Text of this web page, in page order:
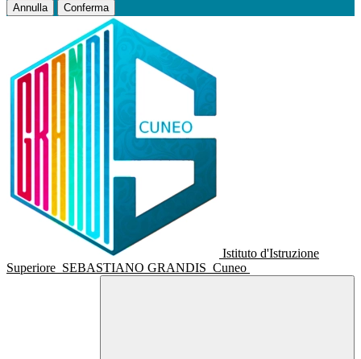
Annulla Conferma
Istituto d'Istruzione
Superiore SEBASTIANO GRANDIS Cuneo